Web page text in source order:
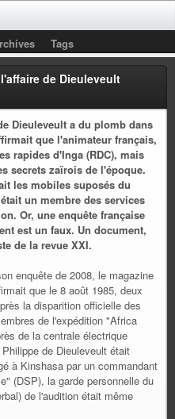
Tags
de Dieuleveult
Dieuleveult a du plomb dans
que l'animateur français,
rapides d'Inga (RDC), mais
secrets zaïrois de l'époque.
les mobiles suposés du
un membre des services
Or, une enquête française
est un faux. Un document,
de la revue XXI.
enquête de 2008, le magazine
que le 8 août 1985, deux
la disparition officielle des
de l'expédition "Africa
de la centrale électrique
de Dieuleveult était
à Kinshasa par un commandant
(DSP), la garde personnelle du
de l'audition était même